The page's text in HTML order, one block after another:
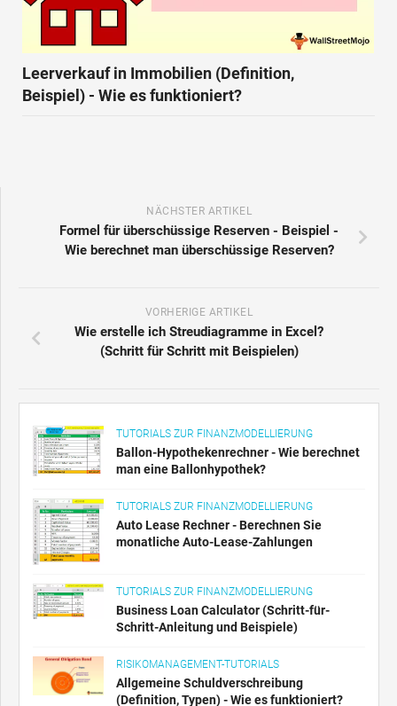
Leerverkauf in Immobilien (Definition,
Beispiel) - Wie es funktioniert?
NÄCHSTER ARTIKEL
Formel für überschüssige Reserven - Beispiel -
Wie berechnet man überschüssige Reserven?
VORHERIGE ARTIKEL
Wie erstelle ich Streudiagramme in Excel?
(Schritt für Schritt mit Beispielen)
TUTORIALS ZUR FINANZMODELLIERUNG
Ballon-Hypothekenrechner - Wie berechnet
man eine Ballonhypothek?
TUTORIALS ZUR FINANZMODELLIERUNG
Auto Lease Rechner - Berechnen Sie
monatliche Auto-Lease-Zahlungen
TUTORIALS ZUR FINANZMODELLIERUNG
Business Loan Calculator (Schritt-für-
Schritt-Anleitung und Beispiele)
RISIKOMANAGEMENT-TUTORIALS
Allgemeine Schuldverschreibung
(Definition, Typen) - Wie es funktioniert?